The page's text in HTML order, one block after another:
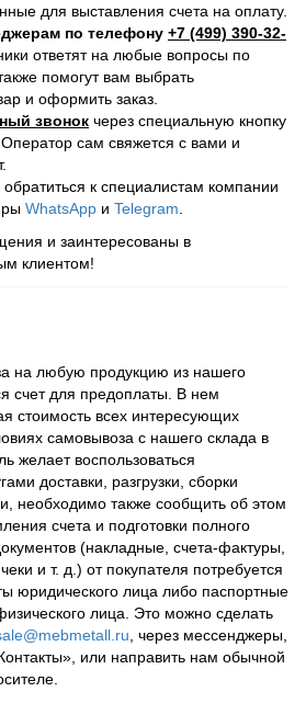
для выставления счета на оплату.
по телефону +7 (499) 390-32-
ответят на любые вопросы по
помогут вам выбрать
и оформить заказ.
звонок через специальную кнопку
сам свяжется с вами и
к специалистам компании
WhatsApp и Telegram
и заинтересованы в
клиентом!
на любую продукцию из нашего
счет для предоплаты. В нем
стоимость всех интересующих
самовывоза с нашего склада в
желает воспользоваться
доставки, разгрузки, сборки
необходимо также сообщить об этом
счета и подготовки полного
(накладные, счета-фактуры,
и т. д.) от покупателя потребуется
юридического лица либо паспортные
лица. Это можно сделать
, через мессенджеры,
или направить нам обычной